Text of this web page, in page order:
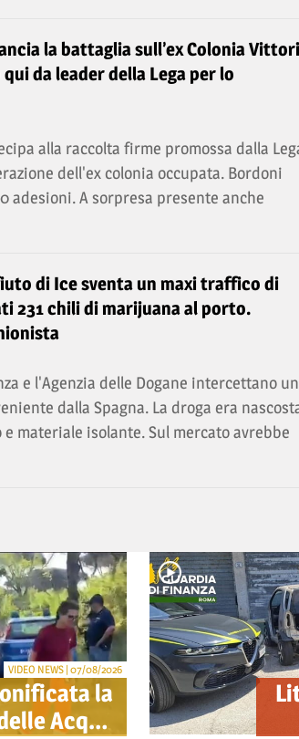
la battaglia sull’ex Colonia
qui da leader della Lega per lo
alla raccolta firme promossa dalla
dell'ex colonia occupata. Bordoni
adesioni. A sorpresa presente anche
di Ice sventa un maxi traffico di
231 chili di marijuana al porto.
e l'Agenzia delle Dogane intercettano un
dalla Spagna. La droga era
materiale isolante. Sul mercato avrebbe
la
Acque
VIDEO NEWS | 07/08/2026